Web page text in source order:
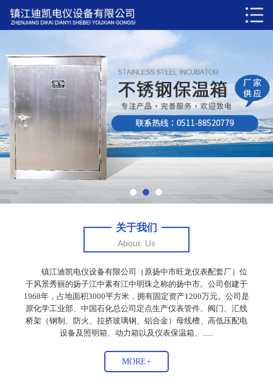
关于我们
About Us
镇江迪凯电仪设备有限公司（原扬中市旺龙仪表配套厂）位
于风景秀丽的扬子江中素有江中明珠之称的扬中市。公司创建于
1968年，占地面积3000平方米，拥有固定资产1200万元。公司是
原化学工业部、中国石化总公司定点生产仪表管件、阀门、汇线
桥架（钢制、防火、拉挤玻璃钢、铝合金）母线槽、高低压配电
设备及照明箱、动力箱以及仪表保温箱、......
MORE+